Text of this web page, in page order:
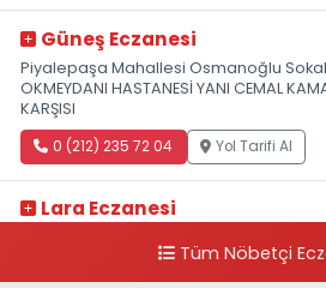
Güneş Eczanesi
Piyalepaşa Mahallesi Osmanoğlu Sokak
OKMEYDANI HASTANESİ YANI CEMAL
KARŞISI
0 (212) 235 72 04 Yol Tarifi Al
Lara Eczanesi
HASTANESİ KARŞISI
Tüm Nöbetçi